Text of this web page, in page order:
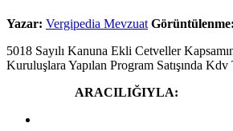
Yazar: Vergipedia Mevzuat Görüntülenme:
5018 Sayılı Kanuna Ekli Cetveller
Kuruluşlara Yapılan Program Satışında Kdv
ARACILIĞIYLA: